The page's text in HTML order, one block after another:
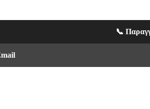
📞